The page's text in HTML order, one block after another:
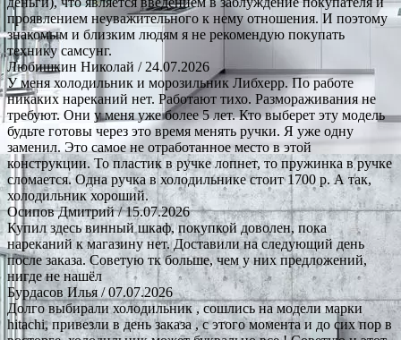
проявлением неуважительного к нему отношения. И поэтому
знакомым и близким людям я не рекомендую покупать
технику самсунг.
Любишкин Николай / 24.07.2026
У меня холодильник и морозильник Либхерр. По работе
никаких нареканий нет. Работают тихо. Размораживания не
требуют. Они у меня уже более 5 лет. Кто выберет эту модель
будьте готовы через это время менять ручки. Я уже одну
заменил. Это самое не отработанное место в этой
конструкции. То пластик в ручке лопнет, то пружинка в ручке
сломается. Одна ручка в холодильнике стоит 1700 р. А так,
холодильник хороший.
Осипов Дмитрий/ 15.07.2026
Купил здесь винный шкаф, покупкой доволен, пока
нареканий к магазину нет. Доставили на следующий день
после заказа. Советую тк больше, чем у них предложений,
нигде не нашёл
Бурдасов Илья/ 07.07.2026
Долго выбирали холодильник , сошлись на модели марки
hitachi, привезли в день заказа , с этого момента и до сих пор в